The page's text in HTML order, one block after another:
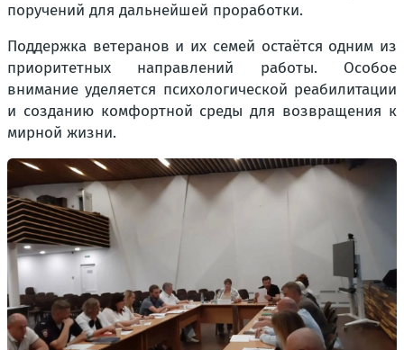
поручений для дальнейшей проработки.
Поддержка ветеранов и их семей остаётся одним из
приоритетных направлений работы. Особое
внимание уделяется психологической реабилитации
и созданию комфортной среды для возвращения к
мирной жизни.